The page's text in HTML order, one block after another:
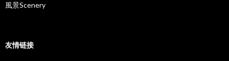
風景Scenery
友情链接